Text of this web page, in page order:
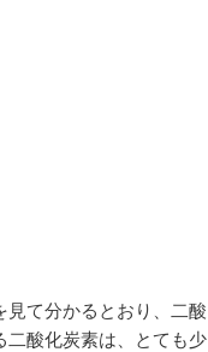
て分かるとおり、二酸
酸化炭素は、とても少